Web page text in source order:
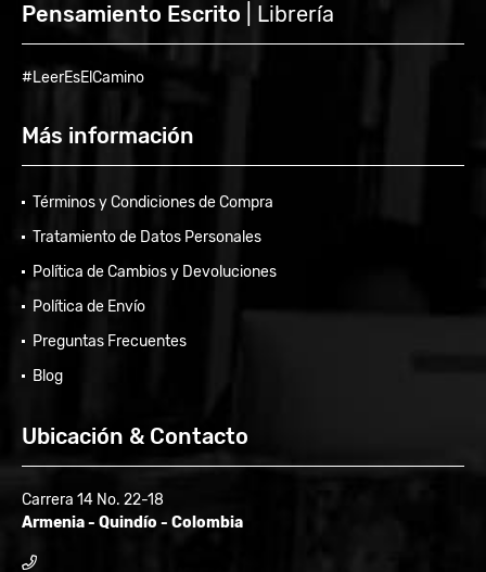
Pensamiento Escrito | Librería
#LeerEsElCamino
Más información
Términos y Condiciones de Compra
Tratamiento de Datos Personales
Política de Cambios y Devoluciones
Política de Envío
Preguntas Frecuentes
Blog
Ubicación & Contacto
Carrera 14 No. 22-18
Armenia - Quindío - Colombia